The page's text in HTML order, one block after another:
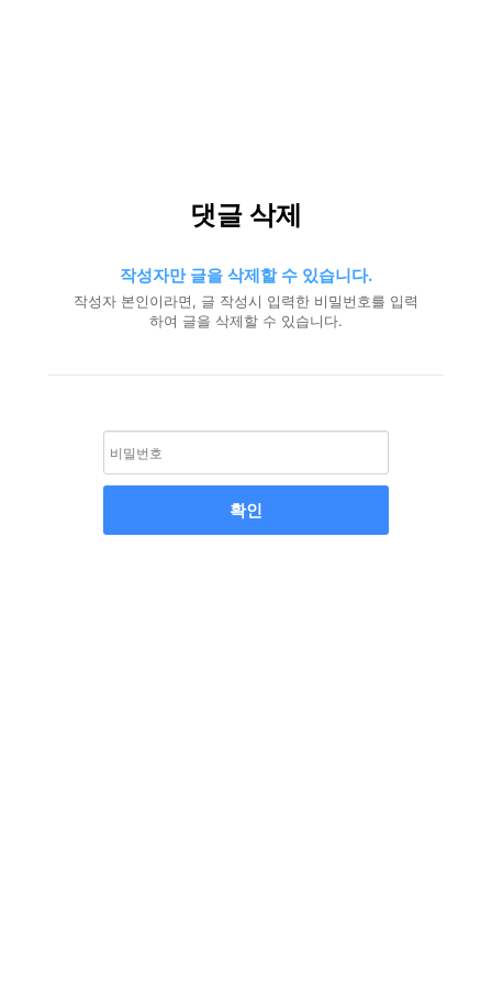
댓글 삭제
작성자만 글을 삭제할 수 있습니다.
작성자 본인이라면, 글 작성시 입력한 비밀번호를 입력
하여 글을 삭제할 수 있습니다.